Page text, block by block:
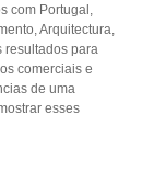
com Portugal,
Arquitectura,
resultados para
comerciais e
de uma
esses